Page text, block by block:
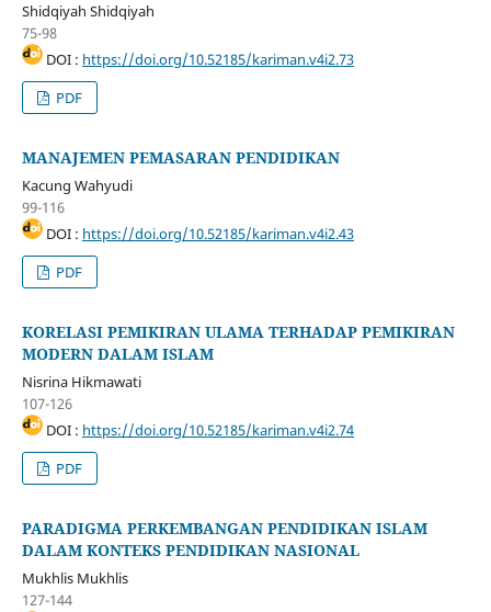
Shidqiyah Shidqiyah
75-98
DOI : https://doi.org/10.52185/kariman.v4i2.73
PDF
MANAJEMEN PEMASARAN PENDIDIKAN
Kacung Wahyudi
99-116
DOI : https://doi.org/10.52185/kariman.v4i2.43
PDF
KORELASI PEMIKIRAN ULAMA TERHADAP PEMIKIRAN
MODERN DALAM ISLAM
Nisrina Hikmawati
107-126
DOI : https://doi.org/10.52185/kariman.v4i2.74
PDF
PARADIGMA PERKEMBANGAN PENDIDIKAN ISLAM
DALAM KONTEKS PENDIDIKAN NASIONAL
Mukhlis Mukhlis
127-144